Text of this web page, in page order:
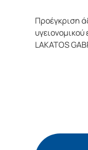
Προέγκριση
LAKATOS